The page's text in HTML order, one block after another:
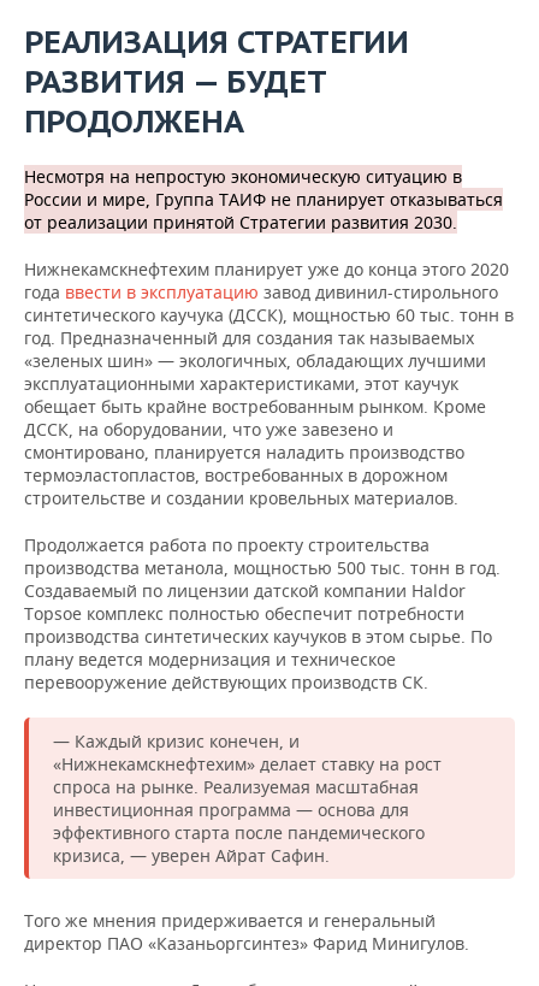
РЕАЛИЗАЦИЯ СТРАТЕГИИ
РАЗВИТИЯ — БУДЕТ
ПРОДОЛЖЕНА
Несмотря на непростую экономическую ситуацию в
России и мире, Группа ТАИФ не планирует отказываться
от реализации принятой Стратегии развития 2030.
Нижнекамскнефтехим планирует уже до конца этого 2020
года ввести в эксплуатацию завод дивинил-стирольного
синтетического каучука (ДССК), мощностью 60 тыс. тонн в
год. Предназначенный для создания так называемых
«зеленых шин» — экологичных, обладающих лучшими
эксплуатационными характеристиками, этот каучук
обещает быть крайне востребованным рынком. Кроме
ДССК, на оборудовании, что уже завезено и
смонтировано, планируется наладить производство
термоэластопластов, востребованных в дорожном
строительстве и создании кровельных материалов.
Продолжается работа по проекту строительства
производства метанола, мощностью 500 тыс. тонн в год.
Создаваемый по лицензии датской компании Haldor
Topsoe комплекс полностью обеспечит потребности
производства синтетических каучуков в этом сырье. По
плану ведется модернизация и техническое
перевооружение действующих производств СК.
— Каждый кризис конечен, и
«Нижнекамскнефтехим» делает ставку на рост
спроса на рынке. Реализуемая масштабная
инвестиционная программа — основа для
эффективного старта после пандемического
кризиса, — уверен Айрат Сафин.
Того же мнения придерживается и генеральный
директор ПАО «Казаньоргсинтез» Фарид Минигулов.